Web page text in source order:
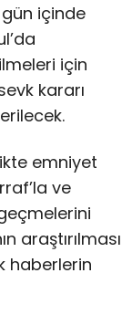
gün içinde
için
kararı
emniyet
ve
araştırılması
haberlerin